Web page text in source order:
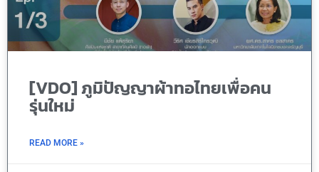
[VDO] ภูมิปัญญาผ้าทอไทยเพื่อคน
รุ่นใหม่
READ MORE »